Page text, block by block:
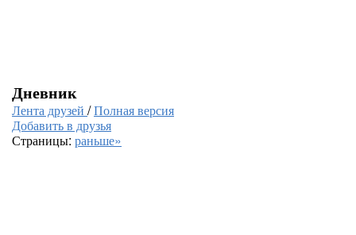
Дневник
Лента друзей /Полная версия
Добавить в друзья
Страницы: раньше»